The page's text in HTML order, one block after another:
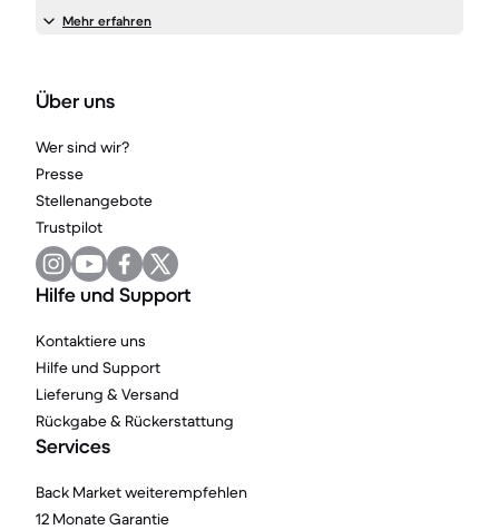
Mehr erfahren
Über uns
Wer sind wir?
Presse
Stellenangebote
Trustpilot
Hilfe und Support
Kontaktiere uns
Hilfe und Support
Lieferung & Versand
Rückgabe & Rückerstattung
Services
Back Market weiterempfehlen
12 Monate Garantie